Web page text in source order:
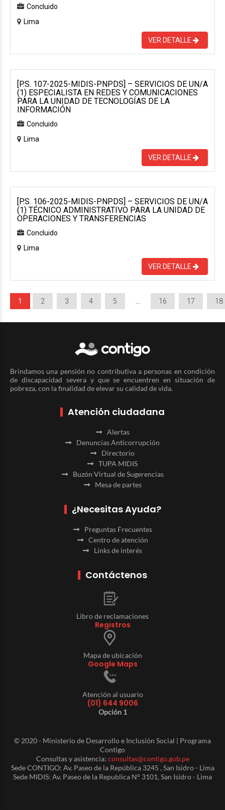
Concluido
Lima
VER DETALLE
[P.S. 107-2025-MIDIS-PNPDS] – SERVICIOS DE UN/A
(1) ESPECIALISTA EN REDES Y COMUNICACIONES
PARA LA UNIDAD DE TECNOLOGÍAS DE LA
INFORMACIÓN
Concluido
Lima
VER DETALLE
[P.S. 106-2025-MIDIS-PNPDS] – SERVICIOS DE UN/A
(1) TÉCNICO ADMINISTRATIVO PARA LA UNIDAD DE
OPERACIONES Y TRANSFERENCIAS
Concluido
Lima
VER DETALLE
1 2 3 4 5 16 17 18
Brindamos una pensión no contributiva a personas en condición
de discapacidad severa y que se encuentren en situación de
pobreza, con la finalidad de elevar su calidad de vida.
Atención ciudadana
Alertas
Denuncias Anticorrupción
Directorio
TUPA MIDIS
Buzón Virtual de Sugerencias
Mesa de partes
¿Necesitas Ayuda?
Preguntas Frecuentes
Centro de atención
Links de interés
Contáctenos
Libro de reclamaciones
Registros
Mapa de ubicación
Google Maps
Atención al usuario
(01) 644 9006
Opción 1
© 2020 - Ministerio de Desarrollo e Inclusión Social | Programa
Contigo
Consultas y asistencia: consultas@contigo.gob.pe
Sede CONTIGO: Av. Paseo de la República 3245 , San Isidro - Lima
Sede MIDIS: Av. Paseo de la Republica N° 3101, San Isidro - Lima